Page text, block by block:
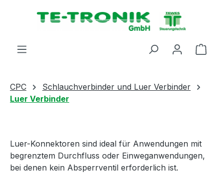
springen
CPC
Schlauchverbinder und Luer Verbinder
Luer Verbinder
Luer-Konnektoren sind ideal für Anwendungen mit
begrenztem Durchfluss oder Einweganwendungen,
bei denen kein Absperrventil erforderlich ist.